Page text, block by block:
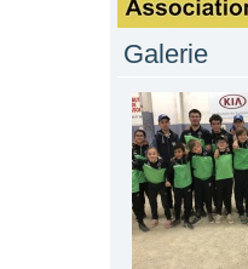
Galerie